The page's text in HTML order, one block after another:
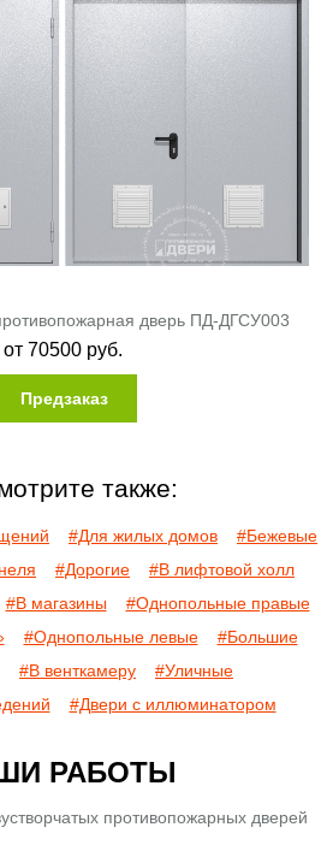
дверь ПД-ДГСУ003
от70500 руб.
Предзаказ
также:
#Для жилых домов
#Бежевые
#Дорогие
#В лифтовой холл
#В магазины
#Однопольные правые
#Однопольные левые
#Большие
#В венткамеру
#Уличные
#Двери с иллюминатором
РАБОТЫ
противопожарных дверей